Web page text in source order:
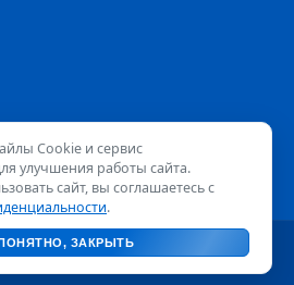
публичной офертой.
Cookie и сервис
улучшения работы сайта.
сайт, вы соглашаетесь с
.
ЗАКРЫТЬ